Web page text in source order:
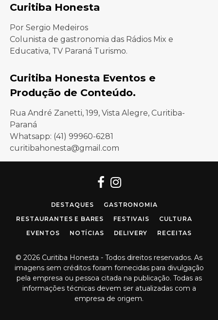
Curitiba Honesta
Por Sergio Medeiros
Colunista de gastronomia das Rádios Mix e
Educativa, TV Paraná Turismo.
Curitiba Honesta Eventos e
Produção de Conteúdo.
Rua André Zanetti, 199, Vista Alegre, Curitiba-
Paraná
Whatsapp: (41) 99960-6281
curitibahonesta@gmail.com
Facebook
Instagram
DESTAQUES
GASTRONOMIA
RESTAURANTES E BARES
FESTIVAIS
CULTURA
EVENTOS
NOTÍCIAS DELIVERY RECEITAS
© 2026 Curitiba Honesta - Todos direitos reservados. As
imagens sem créditos foram fornecidas para divulgação
pela empresa ou pessoa citada na publicação. Todas as
informações técnicas devem ser atualizadas com a
empresa de origem.